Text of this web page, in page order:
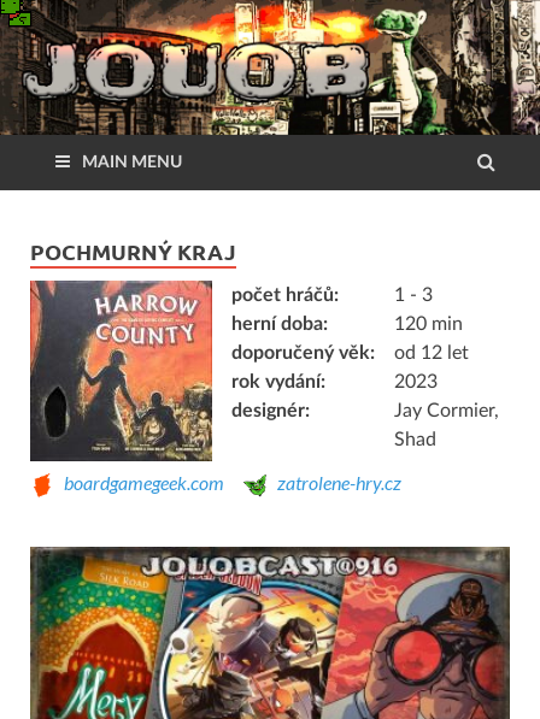
MAIN MENU
POCHMURNÝ KRAJ
počet hráčů:
1 - 3
herní doba:
120 min
doporučený věk:
od 12 let
rok vydání:
2023
designér:
Jay Cormier,
Shad
boardgamegeek.com zatrolene-hry.cz